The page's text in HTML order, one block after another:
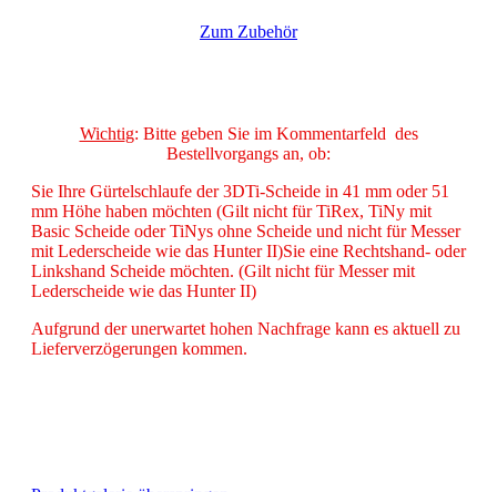
Zum Zubehör
Wichtig: Bitte geben Sie im Kommentarfeld des
Bestellvorgangs an, ob:
Sie Ihre Gürtelschlaufe der 3DTi-Scheide in 41 mm oder 51
mm Höhe haben möchten (Gilt nicht für TiRex, TiNy mit
Basic Scheide oder TiNys ohne Scheide und nicht für Messer
mit Lederscheide wie das Hunter II)Sie eine Rechtshand- oder
Linkshand Scheide möchten. (Gilt nicht für Messer mit
Lederscheide wie das Hunter II)
Aufgrund der unerwartet hohen Nachfrage kann es aktuell zu
Lieferverzögerungen kommen.